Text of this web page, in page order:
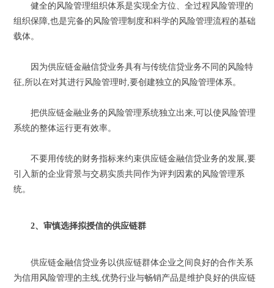
健全的风险管理组织体系是实现全方位、全过程风险管理的
组织保障,也是完备的风险管理制度和科学的风险管理流程的基础
载体。
因为供应链金融信贷业务具有与传统信贷业务不同的风险特
征,所以在对其进行风险管理时,要创建独立的风险管理体系。
把供应链金融业务的风险管理系统独立出来,可以使风险管理
系统的整体运行更有效率。
不要用传统的财务指标来约束供应链金融信贷业务的发展,要
引入新的企业背景与交易实质共同作为评判因素的风险管理系
统。
2、审慎选择拟授信的供应链群
供应链金融信贷业务以供应链群体企业之间良好的合作关系
为信用风险管理的主线,优势行业与畅销产品是维护良好的供应链